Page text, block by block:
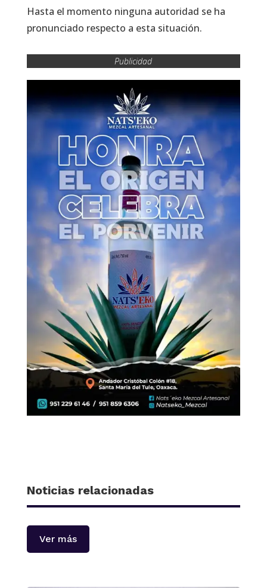
Hasta el momento ninguna autoridad se ha
pronunciado respecto a esta situación.
Publicidad
Noticias relacionadas
Ver más